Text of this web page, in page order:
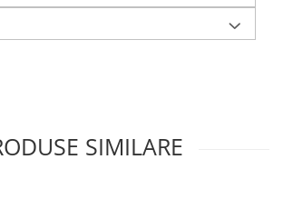
tenacitate, dublu strat - rezistent la apă
SIMILARE